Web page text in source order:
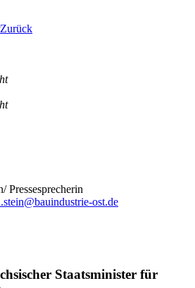
Zurück
Pressesprecherin
ost.de
Staatsminister für